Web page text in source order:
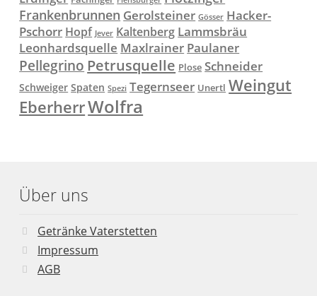
Frankenbrunnen Gerolsteiner Gösser Hacker-
Pschorr Hopf Jever Kaltenberg Lammsbräu
Leonhardsquelle Maxlrainer Paulaner
Pellegrino Petrusquelle Plose Schneider
Schweiger Spaten Spezi Tegernseer Unertl Weingut
EberherrWolfra
Über uns
Getränke Vaterstetten
Impressum
AGB